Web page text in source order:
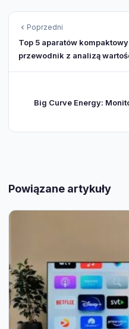
Poprzedni
Top 5 aparatów
przewodnik z analizą
Big Curve Energy:
Powiązane artykuły